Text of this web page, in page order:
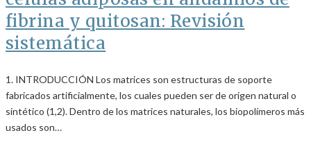
fibrina y quitosan: Revisión
sistemática
1. INTRODUCCIÓN Los matrices son estructuras de soporte
fabricados artificialmente, los cuales pueden ser de origen natural o
sintético (1,2). Dentro de los matrices naturales, los biopolímeros más
usados son…